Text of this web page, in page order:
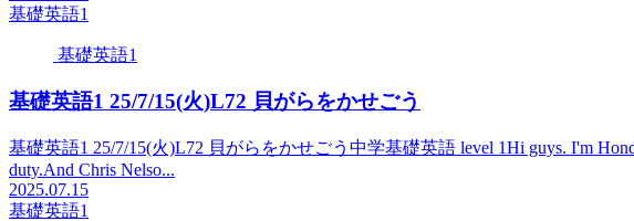
基礎英語1
基礎英語1
基礎英語1 25/7/15(火)L72 貝がらをかせごう
基礎英語1 25/7/15(火)L72 貝がらをかせごう中学基礎英語 level 1Hi guys. I'm
duty.And Chris Nelso...
2025.07.15
基礎英語1